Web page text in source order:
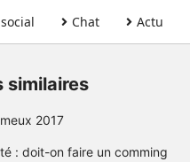
Chat Actu
similaires
2017
: doit-on faire un comming